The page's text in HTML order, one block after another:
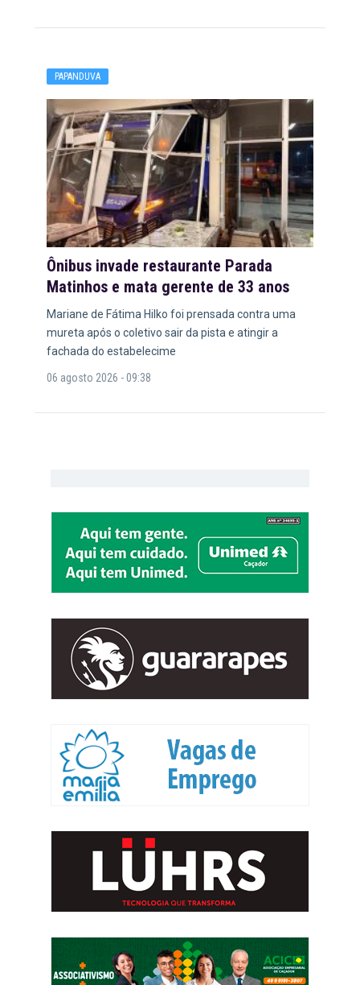
PAPANDUVA
Ônibus invade restaurante Parada
Matinhos e mata gerente de 33 anos
Mariane de Fátima Hilko foi prensada contra uma
mureta após o coletivo sair da pista e atingir a
fachada do estabelecime
06 agosto 2026 - 09:38